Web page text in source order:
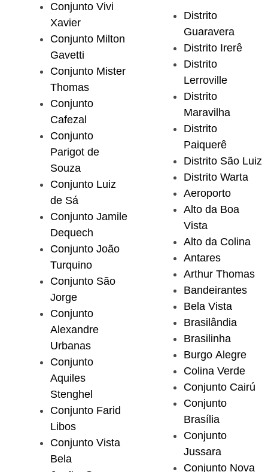
Conjunto Vivi
Xavier
Conjunto Milton
Gavetti
Conjunto Mister
Thomas
Conjunto
Cafezal
Conjunto
Parigot de
Souza
Conjunto Luiz
de Sá
Conjunto Jamile
Dequech
Conjunto João
Turquino
Conjunto São
Jorge
Conjunto
Alexandre
Urbanas
Conjunto
Aquiles
Stenghel
Conjunto Farid
Libos
Conjunto Vista
Bela
Distrito
Guaravera
Distrito Irerê
Distrito
Lerroville
Distrito
Maravilha
Distrito
Paiquerê
Distrito São Luiz
Distrito Warta
Aeroporto
Alto da Boa
Vista
Alto da Colina
Antares
Arthur Thomas
Bandeirantes
Bela Vista
Brasilândia
Brasilinha
Burgo Alegre
Colina Verde
Conjunto Cairú
Conjunto
Brasília
Conjunto
Jussara
Conjunto Nova